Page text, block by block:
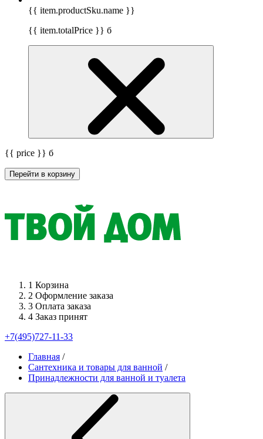
{{ item.productSku.name }}
{{ item.totalPrice }} б
{{ price }} б
Перейти в корзину
1 Корзина
2 Оформление заказа
3 Оплата заказа
4 Заказ принят
+7(495)727-11-33
Главная /
Сантехника и товары для ванной /
Принадлежности для ванной и туалета